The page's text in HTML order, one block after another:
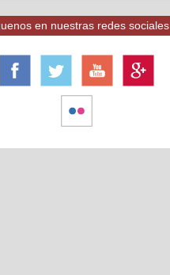
en nuestras redes sociales